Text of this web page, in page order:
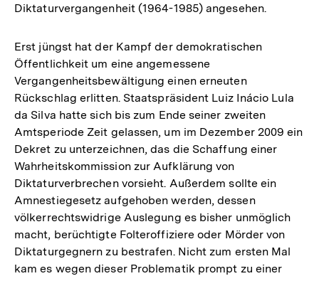
Diktaturvergangenheit (1964-1985) angesehen.
Erst jüngst hat der Kampf der demokratischen
Öffentlichkeit um eine angemessene
Vergangenheitsbewältigung einen erneuten
Rückschlag erlitten. Staatspräsident Luiz Inácio Lula
da Silva hatte sich bis zum Ende seiner zweiten
Amtsperiode Zeit gelassen, um im Dezember 2009 ein
Dekret zu unterzeichnen, das die Schaffung einer
Wahrheitskommission zur Aufklärung von
Diktaturverbrechen vorsieht. Außerdem sollte ein
Amnestiegesetz aufgehoben werden, dessen
völkerrechtswidrige Auslegung es bisher unmöglich
macht, berüchtigte Folteroffiziere oder Mörder von
Diktaturgegnern zu bestrafen. Nicht zum ersten Mal
kam es wegen dieser Problematik prompt zu einer